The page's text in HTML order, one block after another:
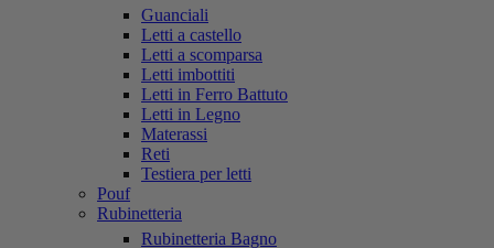
Guanciali
Letti a castello
Letti a scomparsa
Letti imbottiti
Letti in Ferro Battuto
Letti in Legno
Materassi
Reti
Testiera per letti
Pouf
Rubinetteria
Rubinetteria Bagno